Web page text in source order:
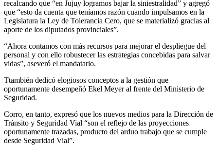
recalcando que “en Jujuy logramos bajar la siniestralidad” y agregó
que “esto da cuenta que teníamos razón cuando impulsamos en la
Legislatura la Ley de Tolerancia Cero, que se materializó gracias al
aporte de los diputados provinciales”.
“Ahora contamos con más recursos para mejorar el despliegue del
personal y con ello robustecer las estrategias concebidas para salvar
vidas”, aseveró el mandatario.
Ttambién dedicó elogiosos conceptos a la gestión que
oportunamente desempeñó Ekel Meyer al frente del Ministerio de
Seguridad.
Corro, en tanto, expresó que los nuevos medios para la Dirección de
Tránsito y Seguridad Vial “son el reflejo de las proyecciones
oportunamente trazadas, producto del arduo trabajo que se cumple
desde Seguridad Vial”.